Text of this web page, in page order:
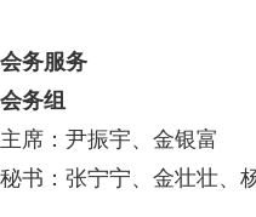
会务服务
会务组
主席：尹振宇、金银富
秘书：张宁宁、金壮壮、